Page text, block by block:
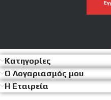
Κατηγορίες
Ο Λογαριασμός μου
Η Εταιρεία